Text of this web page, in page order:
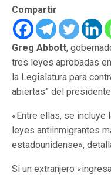
Compartir
Greg Abbott,
tres leyes aprobadas
la Legislatura para
abiertas” del
«Entre ellas, se incluye
leyes antiinmigrantes
estadounidense»,
Si un extranjero